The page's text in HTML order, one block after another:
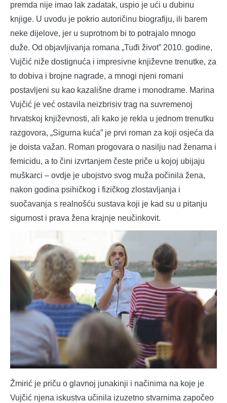
premda nije imao lak zadatak, uspio je ući u dubinu
knjige. U uvodu je pokrio autoričinu biografiju, ili barem
neke dijelove, jer u suprotnom bi to potrajalo mnogo
duže. Od objavljivanja romana „Tuđi život” 2010. godine,
Vujčić niže dostignuća i impresivne književne trenutke, za
to dobiva i brojne nagrade, a mnogi njeni romani
postavljeni su kao kazališne drame i monodrame. Marina
Vujčić je već ostavila neizbrisiv trag na suvremenoj
hrvatskoj književnosti, ali kako je rekla u jednom trenutku
razgovora, „Sigurna kuća” je prvi roman za koji osjeća da
je doista važan. Roman progovara o nasilju nad ženama i
femicidu, a to čini izvrtanjem česte priče u kojoj ubijaju
muškarci – ovdje je ubojstvo svog muža počinila žena,
nakon godina psihičkog i fizičkog zlostavljanja i
suočavanja s realnošću sustava koji je kad su u pitanju
sigurnost i prava žena krajnje neučinkovit.
Žmirić je priču o glavnoj junakinji i načinima na koje je
Vujčić njena iskustva učinila izuzetno stvarnima započeo